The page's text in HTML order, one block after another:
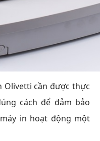
Olivetti cần được thực
cách để đảm bảo
in hoạt động một